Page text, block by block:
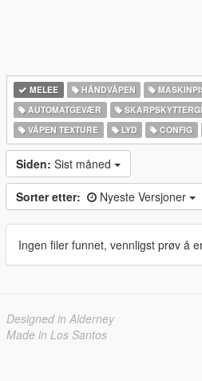
MELEE HÅNDVÅPEN
AUTOMATGEVÆR
VÅPEN TEXTURE
LYD CONFIG
Siden: Sist måned
Sorter etter: Nyeste Versjoner
Ingen filer funnet, vennligst prøv å
Designed in Alderney
Made in Los Santos